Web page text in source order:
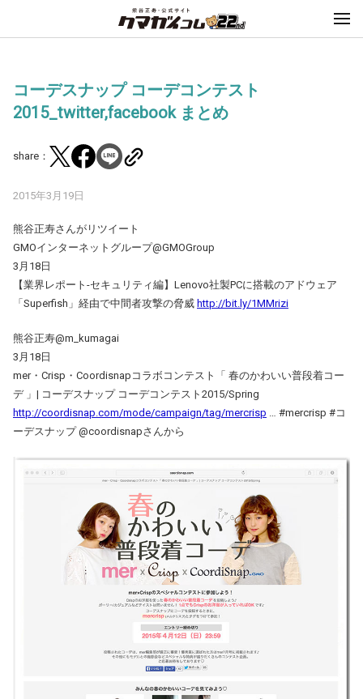
コーデスナップ コーデコンテスト
2015_twitter,facebook まとめ
share：
2015年3月19日
熊谷正寿さんがリツイート
GMOインターネットグループ@GMOGroup
3月18日
【業界レポート-セキュリティ編】Lenovo社製PCに搭載のアドウェア
「Superfish」経由で中間者攻撃の脅威 http://bit.ly/1MMrizi
熊谷正寿@m_kumagai
3月18日
mer・Crisp・Coordisnapコラボコンテスト「 春のかわいい普段着コー
デ 」| コーデスナップ コーデコンテスト2015/Spring
http://coordisnap.com/mode/campaign/tag/mercrisp … #mercrisp #コ
ーデスナップ @coordisnapさんから